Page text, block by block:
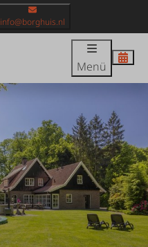
info@borghuis.nl
Menü